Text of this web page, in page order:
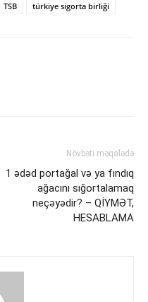
TSB türkiye sigorta birliği
Növbəti məqalədə
1 ədəd portağal və ya fındıq
ağacını sığortalamaq
neçəyədir? – QİYMƏT,
HESABLAMA